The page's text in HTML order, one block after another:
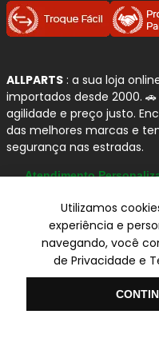
ALLPARTS : a sua loja
importados desde 2000.
agilidade e preço justo.
das melhores marcas e
segurança nas estradas.
Atendimento
© Copyright 2000-2026
ALLPARTS Com. de
CNPJ 03.724.695/0001-
Claudina - Vinhedo/SP -
Utilizamos
experiência e
navegando, você
de Privacidade e